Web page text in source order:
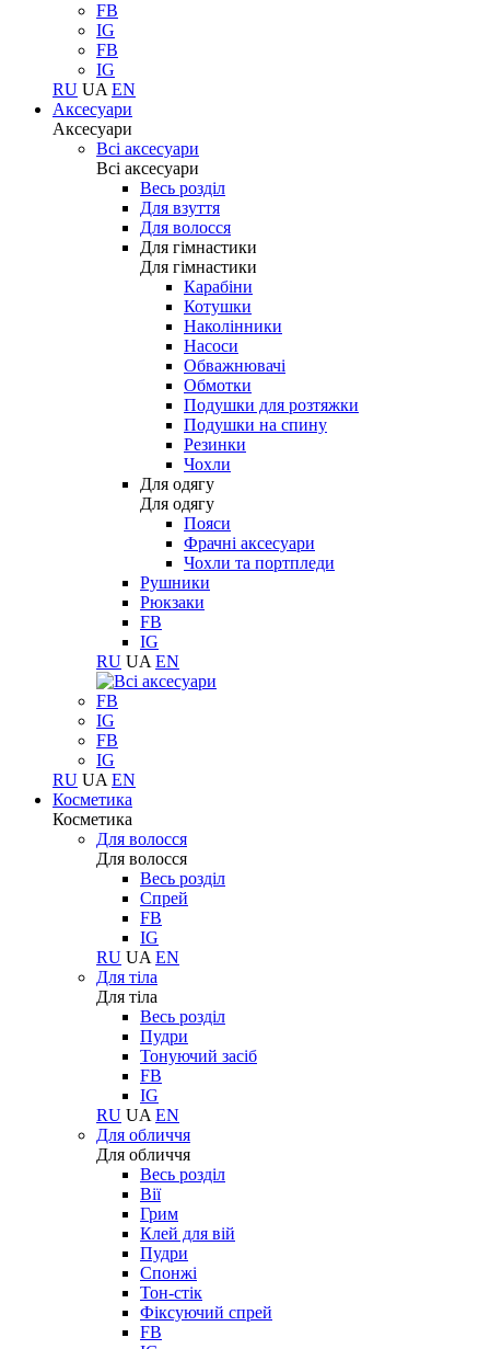
FB
IG
FB
IG
RU UA EN
Аксесуари
Аксесуари
Всі аксесуари
Всі аксесуари
Весь розділ
Для взуття
Для волосся
Для гімнастики
Для гімнастики
Карабіни
Котушки
Наколінники
Насоси
Обважнювачі
Обмотки
Подушки для розтяжки
Подушки на спину
Резинки
Чохли
Для одягу
Для одягу
Пояси
Фрачні аксесуари
Чохли та портпледи
Рушники
Рюкзаки
FB
IG
RU UA EN
FB
IG
FB
IG
RU UA EN
Косметика
Косметика
Для волосся
Для волосся
Весь розділ
Спрей
FB
IG
RU UA EN
Для тіла
Для тіла
Весь розділ
Пудри
Тонуючий засіб
FB
IG
RU UA EN
Для обличчя
Для обличчя
Весь розділ
Вії
Грим
Клей для вій
Пудри
Спонжі
Тон-стік
Фіксуючий спрей
FB